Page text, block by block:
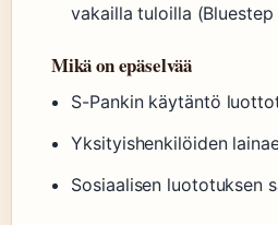
vakailla tuloilla
Mikä on epäselvää
S-Pankin käytäntö
Yksityishenkilöiden
Sosiaalisen luototuksen